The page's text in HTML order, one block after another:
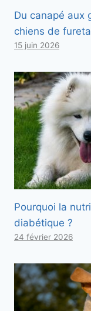
Du canapé aux
chiens de
15 juin 2026
Pourquoi la
diabétique ?
24 février 2026